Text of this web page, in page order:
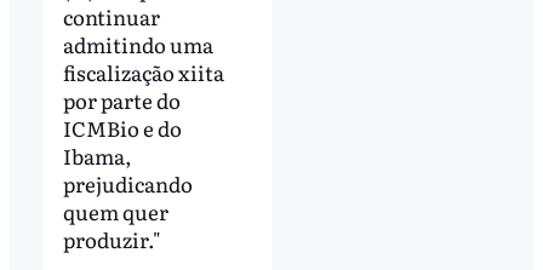
continuar
admitindo uma
fiscalização xiita
por parte do
ICMBio e do
Ibama,
prejudicando
quem quer
produzir."